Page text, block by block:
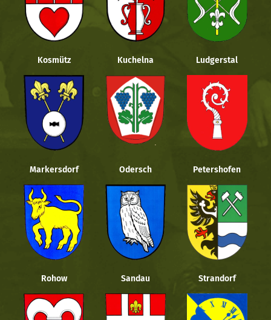
Kosmütz Kuchelna Ludgerstal
Markersdorf Odersch Petershofen
Rohow Sandau Strandorf